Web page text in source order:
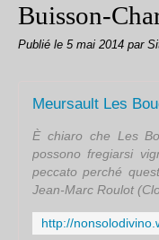
Buisson-
Publié le 5 mai 2014 par
Meursault Les
È chiaro che Les
possono fregiarsi
peccato perché
Jean-Marc Roulot